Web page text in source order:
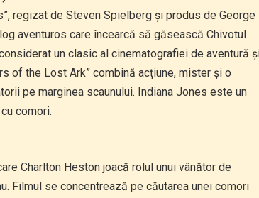
regizat de Steven Spielberg și produs de George
aventuros care încearcă să găsească Chivotul
un clasic al cinematografiei de aventură
of the Lost Ark” combină acțiune, mister și o
pe marginea scaunului. Indiana Jones este un
comori.
Charlton Heston joacă rolul unui vânător de
Filmul se concentrează pe căutarea unei comori